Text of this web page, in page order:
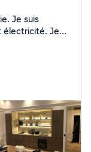
Je suis
électricité. Je
sur la